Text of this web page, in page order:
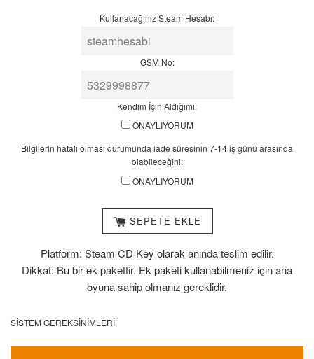
Kullanacağınız Steam Hesabı:
GSM No:
Kendim İçin Aldığımı:
ONAYLIYORUM
Bilgilerin hatalı olması durumunda iade süresinin 7-14 iş günü arasında
olabileceğini:
ONAYLIYORUM
SEPETE EKLE
Platform: Steam CD Key olarak anında teslim edilir.
Dikkat: Bu bir ek pakettir. Ek paketi kullanabilmeniz için ana
oyuna sahip olmanız gereklidir.
SISTEM GEREKSINIMLERI